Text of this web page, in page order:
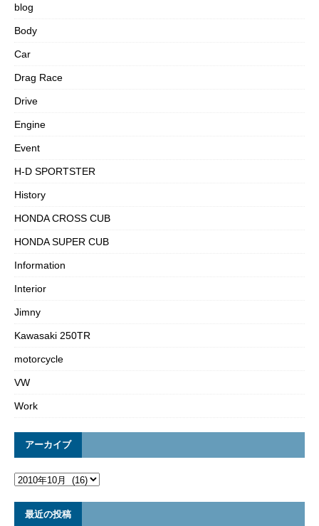
blog
Body
Car
Drag Race
Drive
Engine
Event
H-D SPORTSTER
History
HONDA CROSS CUB
HONDA SUPER CUB
Information
Interior
Jimny
Kawasaki 250TR
motorcycle
VW
Work
アーカイブ
最近の投稿